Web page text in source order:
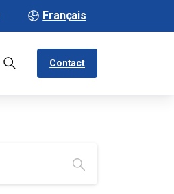
Français
Contact